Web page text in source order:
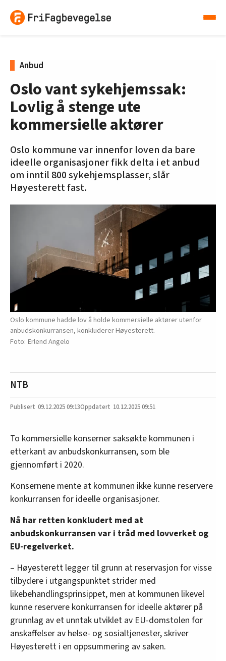
Anbud
Oslo vant sykehjemssak:
Lovlig å stenge ute
kommersielle aktører
Oslo kommune var innenfor loven da bare
ideelle organisasjoner fikk delta i et anbud
om inntil 800 sykehjemsplasser, slår
Høyesterett fast.
Oslo kommune hadde lov å holde kommersielle aktører utenfor
anbudskonkurransen, konkluderer Høyesterett.
Erlend Angelo
NTB
09.12.202509:13 10.12.2025 09:51
To kommersielle konserner saksøkte kommunen i
etterkant av anbudskonkurransen, som ble
gjennomført i 2020.
Konsernene mente at kommunen ikke kunne reservere
konkurransen for ideelle organisasjoner.
Nå har retten konkludert med at
anbudskonkurransen var i tråd med lovverket og
EU-regelverket.
– Høyesterett legger til grunn at reservasjon for visse
tilbydere i utgangspunktet strider med
likebehandlingsprinsippet, men at kommunen likevel
kunne reservere konkurransen for ideelle aktører på
grunnlag av et unntak utviklet av EU-domstolen for
anskaffelser av helse- og sosialtjenester, skriver
Høyesterett i en oppsummering av saken.